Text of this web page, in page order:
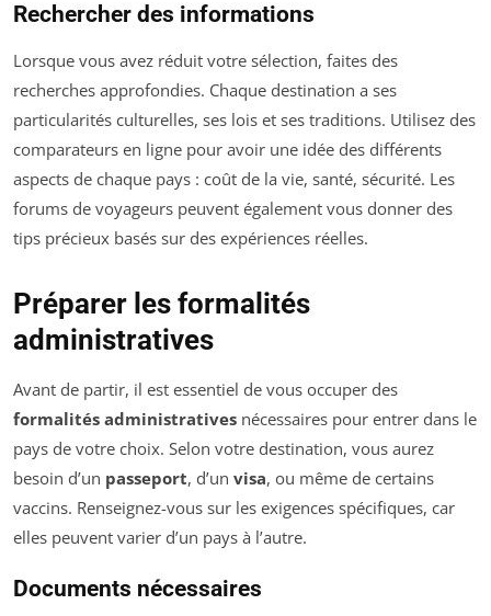
Rechercher des informations
Lorsque vous avez réduit votre sélection, faites des
recherches approfondies. Chaque destination a ses
particularités culturelles, ses lois et ses traditions. Utilisez des
comparateurs en ligne pour avoir une idée des différents
aspects de chaque pays : coût de la vie, santé, sécurité. Les
forums de voyageurs peuvent également vous donner des
tips précieux basés sur des expériences réelles.
Préparer les formalités
administratives
Avant de partir, il est essentiel de vous occuper des
formalités administratives nécessaires pour entrer dans le
pays de votre choix. Selon votre destination, vous aurez
besoin d’un passeport, d’un visa, ou même de certains
vaccins. Renseignez-vous sur les exigences spécifiques, car
elles peuvent varier d’un pays à l’autre.
Documents nécessaires